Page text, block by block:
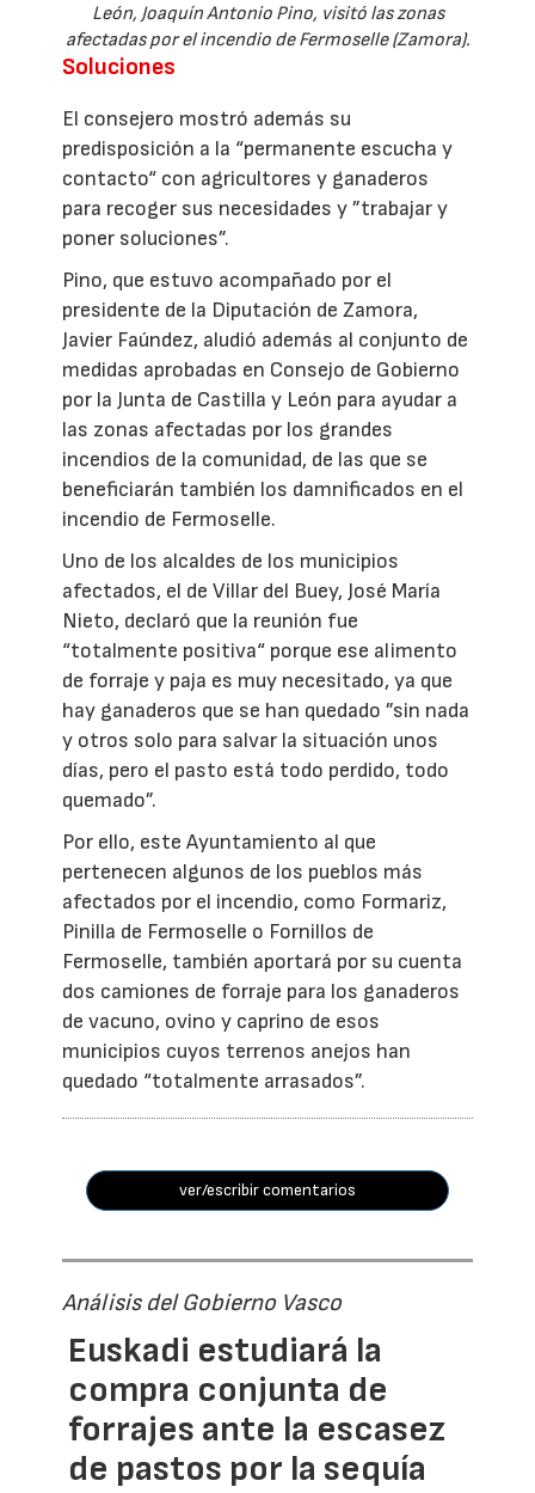
León, Joaquín Antonio Pino, visitó las zonas
afectadas por el incendio de Fermoselle (Zamora).
Soluciones
El consejero mostró además su
predisposición a la “permanente escucha y
contacto“ con agricultores y ganaderos
para recoger sus necesidades y ”trabajar y
poner soluciones”.
Pino, que estuvo acompañado por el
presidente de la Diputación de Zamora,
Javier Faúndez, aludió además al conjunto de
medidas aprobadas en Consejo de Gobierno
por la Junta de Castilla y León para ayudar a
las zonas afectadas por los grandes
incendios de la comunidad, de las que se
beneficiarán también los damnificados en el
incendio de Fermoselle.
Uno de los alcaldes de los municipios
afectados, el de Villar del Buey, José María
Nieto, declaró que la reunión fue
“totalmente positiva“ porque ese alimento
de forraje y paja es muy necesitado, ya que
hay ganaderos que se han quedado ”sin nada
y otros solo para salvar la situación unos
días, pero el pasto está todo perdido, todo
quemado”.
Por ello, este Ayuntamiento al que
pertenecen algunos de los pueblos más
afectados por el incendio, como Formariz,
Pinilla de Fermoselle o Fornillos de
Fermoselle, también aportará por su cuenta
dos camiones de forraje para los ganaderos
de vacuno, ovino y caprino de esos
municipios cuyos terrenos anejos han
quedado “totalmente arrasados”.
ver/escribir comentarios
Análisis del Gobierno Vasco
Euskadi estudiará la
compra conjunta de
forrajes ante la escasez
de pastos por la sequía